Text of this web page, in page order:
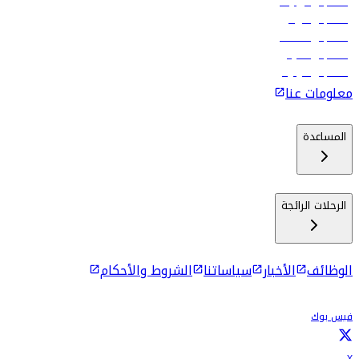
رحلات إلى الرياض
رحلات إلى مسقط
رحلات إلى ماليه
رحلات إلى كولومبو
معلومات عنا
المساعدة
الرحلات الرائجة
الوظائف الأخبار سياساتنا الشروط والأحكام
فيس بوك